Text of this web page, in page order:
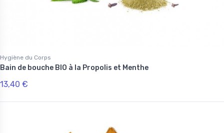
Hygiène du Corps
Bain de bouche BIO à la Propolis et Menthe
13,40 €